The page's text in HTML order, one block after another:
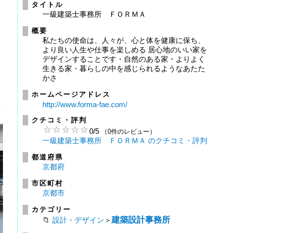
タイトル
一級建築士事務所 ＦＯＲＭＡ
概要
私たちの使命は、人々が、心と体を健康に保ち、
より良い人生や仕事を楽しめる 居心地のいい家を
デザインすることです・自然のある家・よりよく
生きる家・暮らしの中を感じられるようなあたた
かさ
ホームページアドレス
http://www.forma-fae.com/
クチコミ・評判
0/5 （0件のレビュー）
一級建築士事務所 ＦＯＲＭＡ のクチコミ・評判
都道府県
京都府
市区町村
京都市
カテゴリー
設計・デザイン ＞ 建築設計事務所